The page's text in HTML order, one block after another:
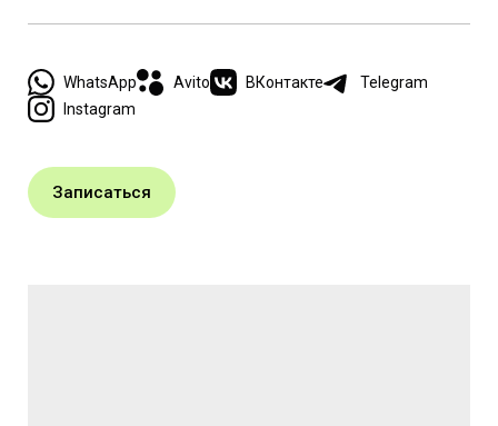
WhatsApp Avito ВКонтакте
Telegram
Instagram
Записаться